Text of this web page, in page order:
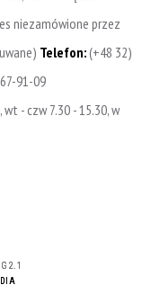
niezamówione przez
Telefon:(+48 32)
91-09
- czw 7.30 - 15.30, w
2.1